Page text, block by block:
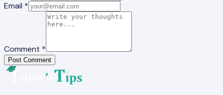
Email *
Comment *
Post Comment